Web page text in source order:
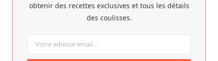
obtenir des recettes exclusives et tous les détails
des coulisses.